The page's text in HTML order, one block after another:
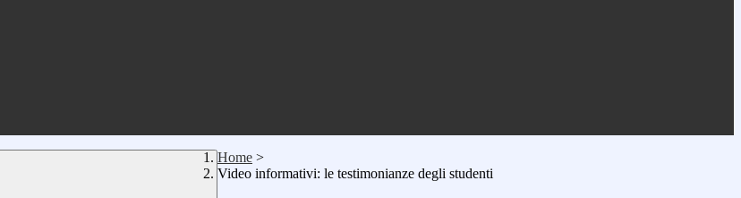
Home >
Video informativi: le testimonianze degli studenti